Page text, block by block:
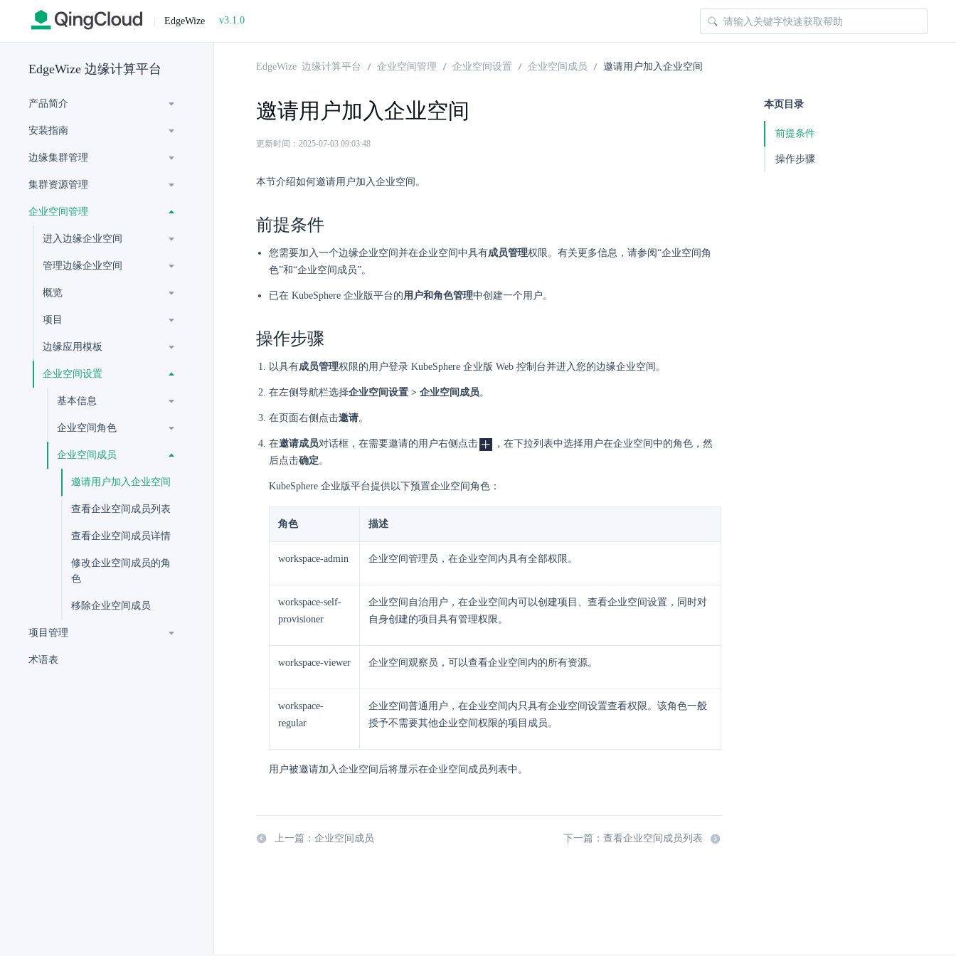
| EdgeWize v3.1.0
EdgeWize 边缘计算平台
产品简介
安装指南
边缘集群管理
集群资源管理
企业空间管理
进入边缘企业空间
管理边缘企业空间
概览
项目
边缘应用模板
企业空间设置
基本信息
企业空间角色
企业空间成员
邀请用户加入企业空间
查看企业空间成员列表
查看企业空间成员详情
修改企业空间成员的角
色
移除企业空间成员
项目管理
术语表
EdgeWize 边缘计算平台 企业空间管理 企业空间设置 企业空间成员 邀请用户加入企业空间
邀请用户加入企业空间
更新时间：2025-07-03 09:03:48
本节介绍如何邀请用户加入企业空间。
前提条件
您需要加入一个边缘企业空间并在企业空间中具有成员管理权限。有关更多信息，请参阅“企业空间角
色”和“企业空间成员”。
已在 KubeSphere 企业版平台的用户和角色管理中创建一个用户。
操作步骤
以具有成员管理权限的用户登录 KubeSphere 企业版 Web 控制台并进入您的边缘企业空间。
在左侧导航栏选择企业空间设置 > 企业空间成员。
在页面右侧点击邀请。
在邀请成员对话框，在需要邀请的用户右侧点击
，在下拉列表中选择用户在企业空间中的角色，然
后点击确定。
KubeSphere 企业版平台提供以下预置企业空间角色：
角色 描述
workspace-admin 企业空间管理员，在企业空间内具有全部权限。
workspace-self-
provisioner
企业空间自治用户，在企业空间内可以创建项目、查看企业空间设置，同时对
自身创建的项目具有管理权限。
workspace-viewer 企业空间观察员，可以查看企业空间内的所有资源。
workspace-
regular
企业空间普通用户，在企业空间内只具有企业空间设置查看权限。该角色一般
授予不需要其他企业空间权限的项目成员。
用户被邀请加入企业空间后将显示在企业空间成员列表中。
上一篇：企业空间成员 下一篇：查看企业空间成员列表
本页目录
前提条件
操作步骤